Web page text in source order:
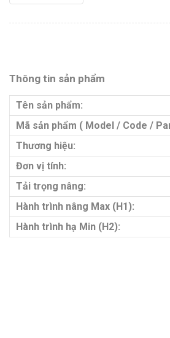
Thông tin sản phẩm
Tên sản phẩm:
Mã sản phẩm ( Model / Code /
Thương hiệu:
Đơn vị tính:
Tải trọng nâng:
Hành trình nâng Max (H1):
Hành trình hạ Min (H2):